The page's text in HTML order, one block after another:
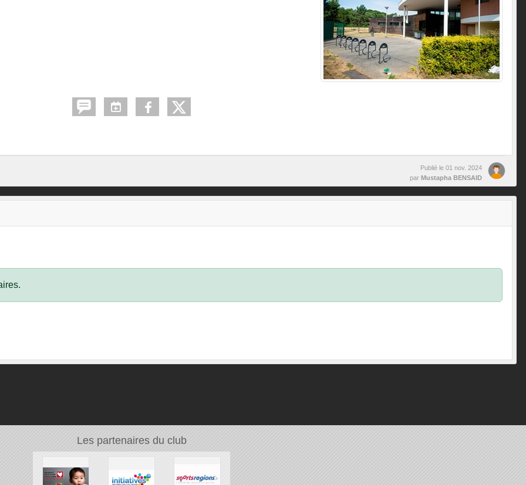
Publié le 01 nov. 2024
par Mustapha BENSAID
Les partenaires du club